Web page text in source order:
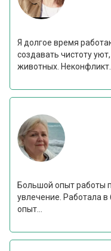
Я долгое время
создавать чистоту
животных. Неконфликт...
Большой опыт работы
увлечение. Работала в
опыт...